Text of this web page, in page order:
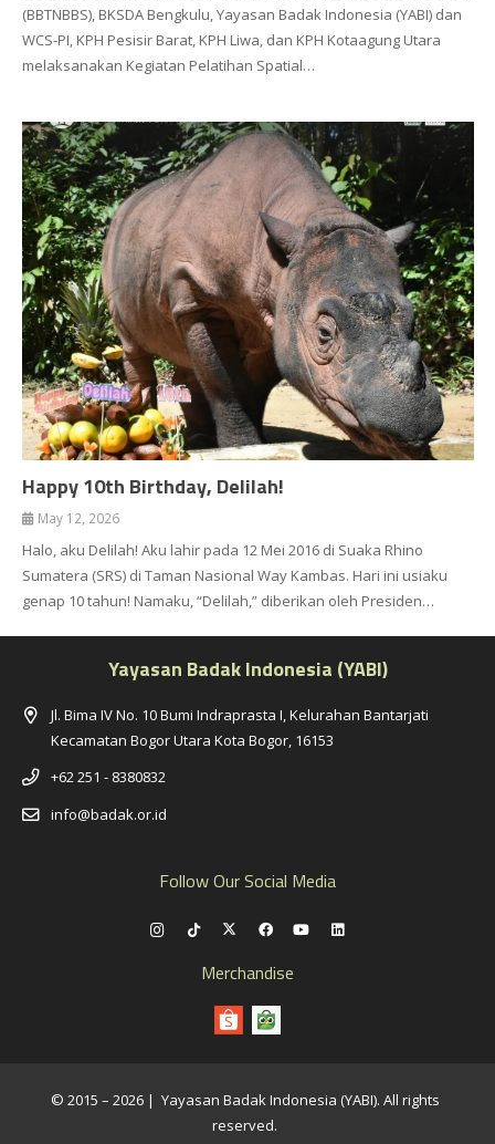
(BBTNBBS), BKSDA Bengkulu, Yayasan Badak Indonesia (YABI) dan
WCS-PI, KPH Pesisir Barat, KPH Liwa, dan KPH Kotaagung Utara
melaksanakan Kegiatan Pelatihan Spatial…
Happy 10th Birthday, Delilah!
May 12, 2026
Halo, aku Delilah! Aku lahir pada 12 Mei 2016 di Suaka Rhino
Sumatera (SRS) di Taman Nasional Way Kambas. Hari ini usiaku
genap 10 tahun! Namaku, “Delilah,” diberikan oleh Presiden…
Yayasan Badak Indonesia (YABI)
Jl. Bima IV No. 10 Bumi Indraprasta I, Kelurahan Bantarjati
Kecamatan Bogor Utara Kota Bogor, 16153
+62 251 - 8380832
info@badak.or.id
Follow Our Social Media
Merchandise
© 2015 – 2026 | Yayasan Badak Indonesia (YABI). All rights
reserved.